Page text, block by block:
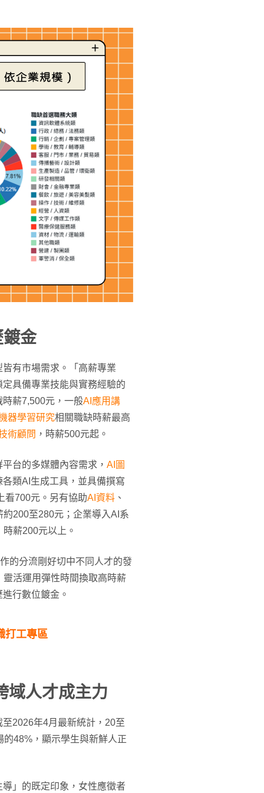
金
有市場需求。「高薪專業
具備專業技能與實務經驗的
時薪7,500元，一般AI應用講
器學習研究相關職缺時薪最高
術顧問 ，時薪500元起。
台的多媒體內容需求， AI圖
類AI生成工具，並具備撰寫
看700元。另有協助AI資料 、
200至280元；企業導入AI系
薪200元以上。
的分流剛好切中不同人才的發
活運用彈性時間換取高時薪
行數位鍍金。
打工專區
域人才成主力
2026年4月最新統計，20至
48%，顯示學生與新鮮人正
」的既定印象，女性應徵者